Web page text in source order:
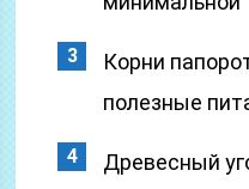
Корни
полезные
Древесный